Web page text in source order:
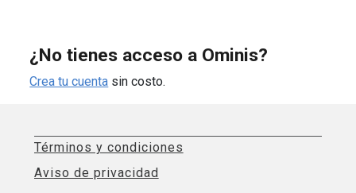
¿No tienes acceso a Ominis?
Crea tu cuenta sin costo.
Términos y condiciones
Aviso de privacidad